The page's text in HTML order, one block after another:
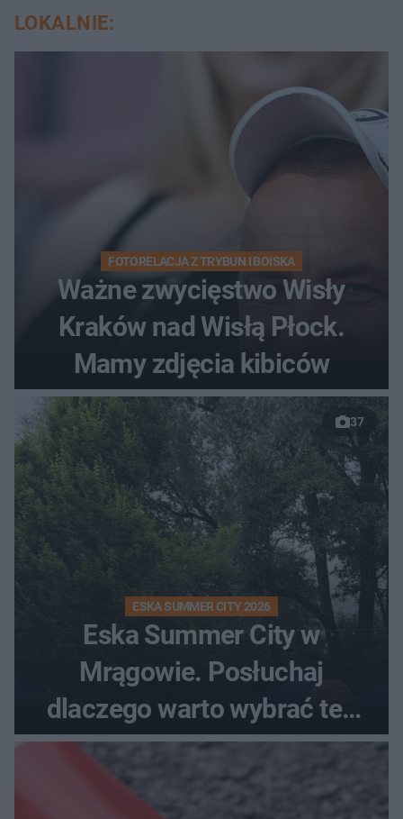
LOKALNIE:
FOTORELACJA Z TRYBUN I BOISKA
Ważne zwycięstwo Wisły
Kraków nad Wisłą Płock.
Mamy zdjęcia kibiców
37
ESKA SUMMER CITY 2026
Eska Summer City w
Mrągowie. Posłuchaj
dlaczego warto wybrać ten
kierunek na urlop!